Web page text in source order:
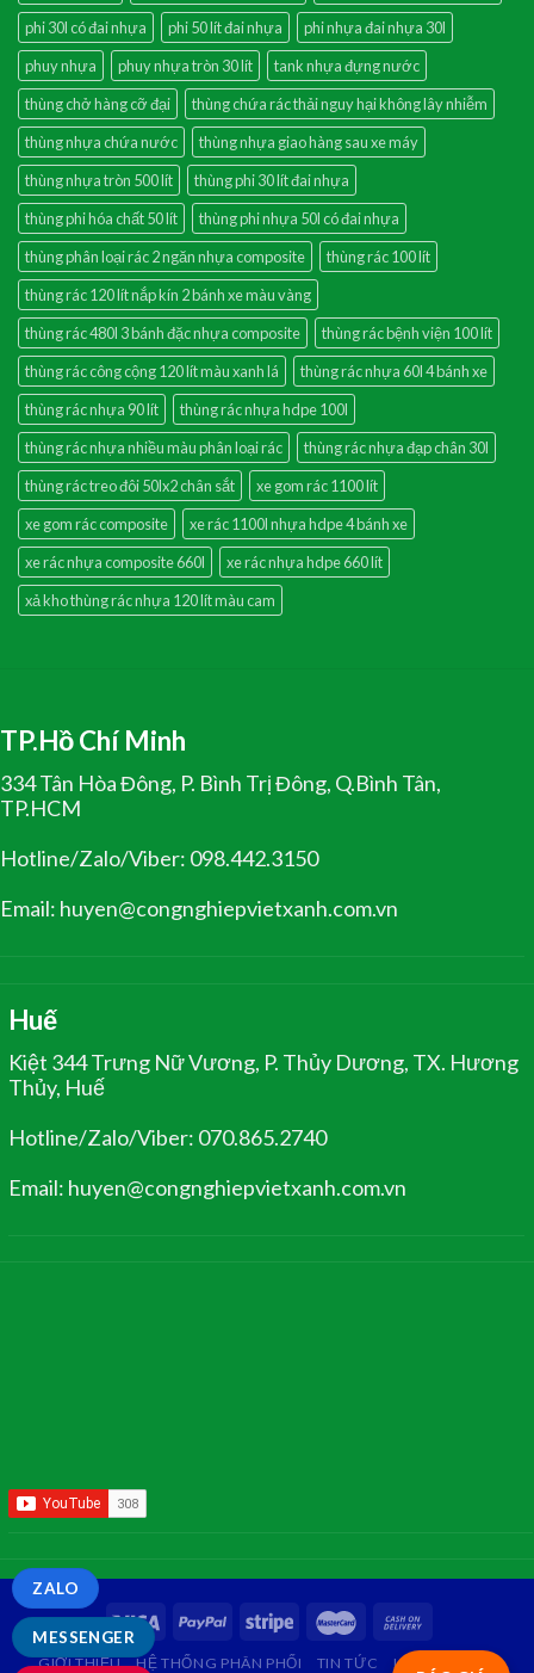
phi 30l có đai nhựa
phi 50 lít đai nhựa
phi nhựa đai nhựa 30l
phuy nhựa
phuy nhựa tròn 30 lít
tank nhựa đựng nước
thùng chở hàng cỡ đại
thùng chứa rác thải nguy hại không lây nhiễm
thùng nhựa chứa nước
thùng nhựa giao hàng sau xe máy
thùng nhựa tròn 500 lít
thùng phi 30 lít đai nhựa
thùng phi hóa chất 50 lít
thùng phi nhựa 50l có đai nhựa
thùng phân loại rác 2 ngăn nhựa composite
thùng rác 100 lít
thùng rác 120 lít nắp kín 2 bánh xe màu vàng
thùng rác 480l 3 bánh đặc nhựa composite
thùng rác bệnh viện 100 lít
thùng rác công cộng 120 lít màu xanh lá
thùng rác nhựa 60l 4 bánh xe
thùng rác nhựa 90 lít
thùng rác nhựa hdpe 100l
thùng rác nhựa nhiều màu phân loại rác
thùng rác nhựa đạp chân 30l
thùng rác treo đôi 50lx2 chân sắt
xe gom rác 1100 lít
xe gom rác composite
xe rác 1100l nhựa hdpe 4 bánh xe
xe rác nhựa composite 660l
xe rác nhựa hdpe 660 lít
xả kho thùng rác nhựa 120 lít màu cam
TP.Hồ Chí Minh
334 Tân Hòa Đông, P. Bình Trị Đông, Q.Bình Tân,
TP.HCM
Hotline/Zalo/Viber: 098.442.3150
Email: huyen@congnghiepvietxanh.com.vn
Huế
Kiệt 344 Trưng Nữ Vương, P. Thủy Dương, TX. Hương
Thủy, Huế
Hotline/Zalo/Viber: 070.865.2740
Email: huyen@congnghiepvietxanh.com.vn
GIỚI THIỆU HỆ THỐNG PHÂN PHỐI TIN TỨC LIÊN HỆ
MESSENGER
ZALO